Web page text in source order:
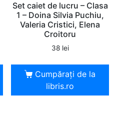
Set caiet de lucru – Clasa
1 – Doina Silvia Puchiu,
Valeria Cristici, Elena
Croitoru
38 lei
Cumpărați de la
libris.ro